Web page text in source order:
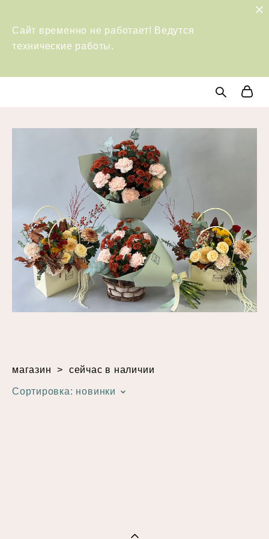
Сайт временно не работает! Ведутся
технические работы.
магазин > сейчас в наличии
Сортировка: новинки